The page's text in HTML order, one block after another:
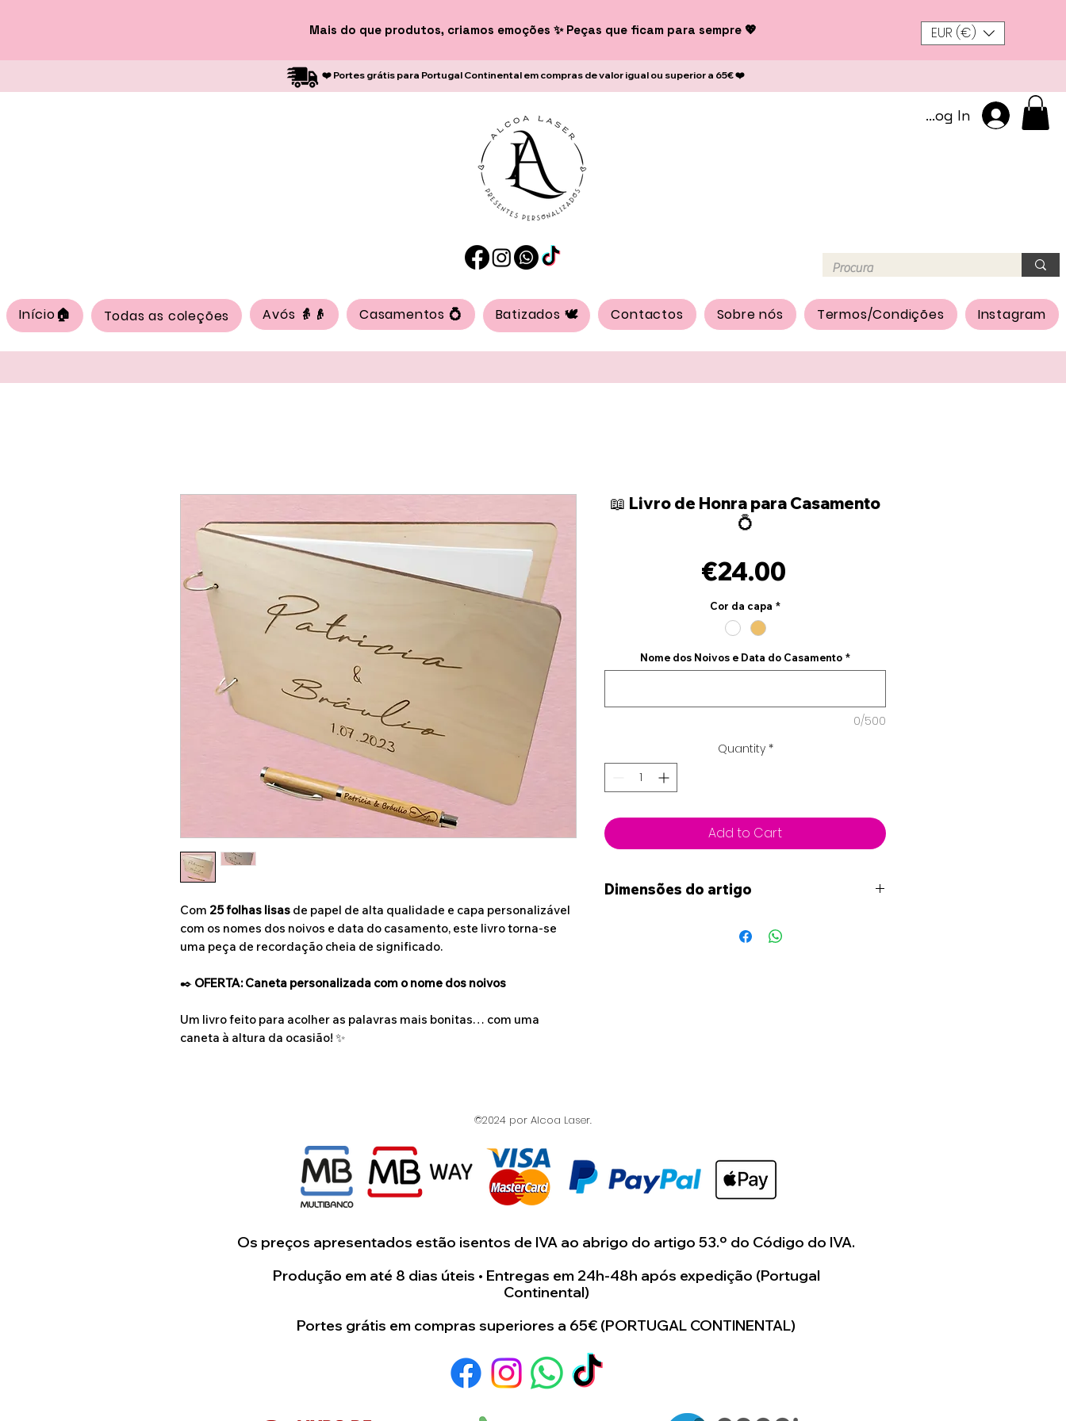
Mais do que produtos, criamos emoções ✨ Peças que ficam para sempre 💖 EUR (€)
❤️ Portes grátis para Portugal Continental em compras de valor igual ou superior a 65€ ❤️
Log In
Início🏠 Todas as coleções Avós 👵👴 Casamentos 💍 Batizados 🕊️ Contactos Sobre nós Termos/Condições Instagram
Com 25 folhas lisas de papel de alta qualidade e capa personalizável
com os nomes dos noivos e data do casamento, este livro torna-se
uma peça de recordação cheia de significado.
✒️ OFERTA: Caneta personalizada com o nome dos noivos
Um livro feito para acolher as palavras mais bonitas… com uma
caneta à altura da ocasião! ✨
📖 Livro de Honra para Casamento
💍
€24.00Price
Cor da capa *
Nome dos Noivos e Data do Casamento *
0/500
Quantity *
Add to Cart
Dimensões do artigo
©2024 por Alcoa Laser.
Os preços apresentados estão isentos de IVA ao abrigo do artigo 53.º do Código do IVA.
Produção em até 8 dias úteis • Entregas em 24h-48h após expedição (Portugal
Continental)
Portes grátis em compras superiores a 65€ (PORTUGAL CONTINENTAL)